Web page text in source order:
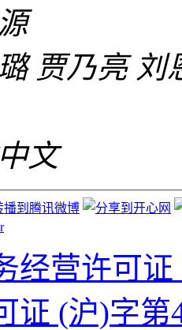
贾乃亮 刘
文
经营许可证
证 (沪)字第